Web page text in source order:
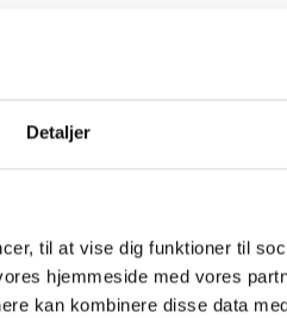
Detaljer
til at vise dig funktioner til
hjemmeside med vores
kan kombinere disse data